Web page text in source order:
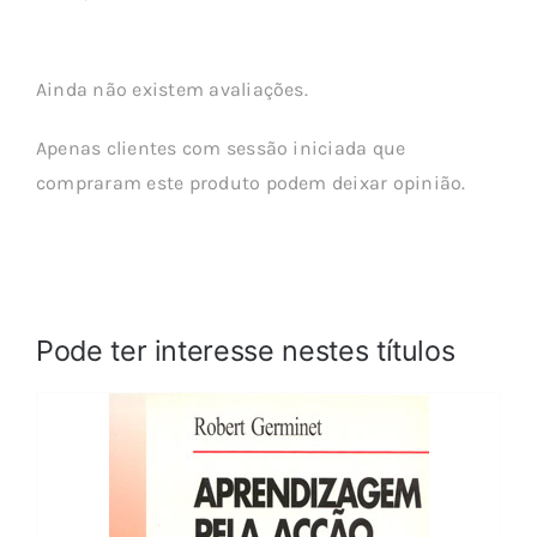
Ainda não existem avaliações.
Apenas clientes com sessão iniciada que
compraram este produto podem deixar opinião.
Pode ter interesse nestes títulos